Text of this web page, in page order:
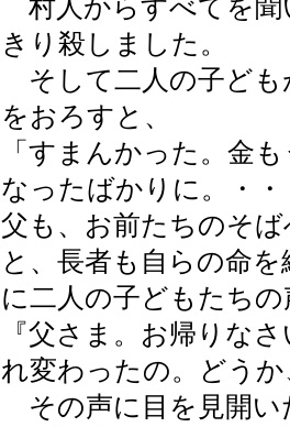
村人からすべてを聞
きり殺しました。
そして二人の子ども
をおろすと、
「すまんかった。金
なったばかりに。・
父も、お前たちのそ
と、長者も自らの命
に二人の子どもたち
『父さま。お帰りな
れ変わったの。どう
その声に目を見開い